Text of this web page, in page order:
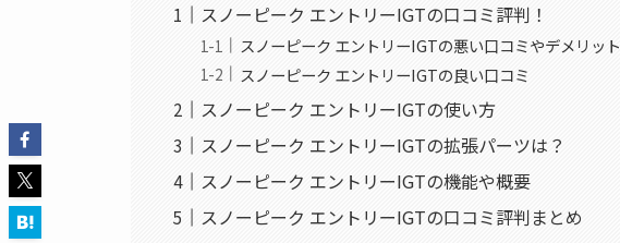
スノーピーク エントリーIGTの口コミ評判！
スノーピーク エントリーIGTの悪い口コミやデメリット
スノーピーク エントリーIGTの良い口コミ
スノーピーク エントリーIGTの使い方
スノーピーク エントリーIGTの拡張パーツは？
スノーピーク エントリーIGTの機能や概要
スノーピーク エントリーIGTの口コミ評判まとめ